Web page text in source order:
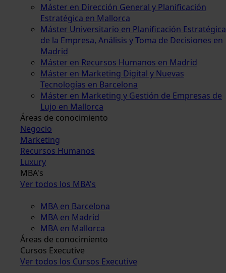
Máster en Dirección General y Planificación
Estratégica en Mallorca
Máster Universitario en Planificación Estratégica
de la Empresa, Análisis y Toma de Decisiones en
Madrid
Máster en Recursos Humanos en Madrid
Máster en Marketing Digital y Nuevas
Tecnologías en Barcelona
Máster en Marketing y Gestión de Empresas de
Lujo en Mallorca
Áreas de conocimiento
Negocio
Marketing
Recursos Humanos
Luxury
MBA's
Ver todos los MBA's
MBA en Barcelona
MBA en Madrid
MBA en Mallorca
Áreas de conocimiento
Cursos Executive
Ver todos los Cursos Executive